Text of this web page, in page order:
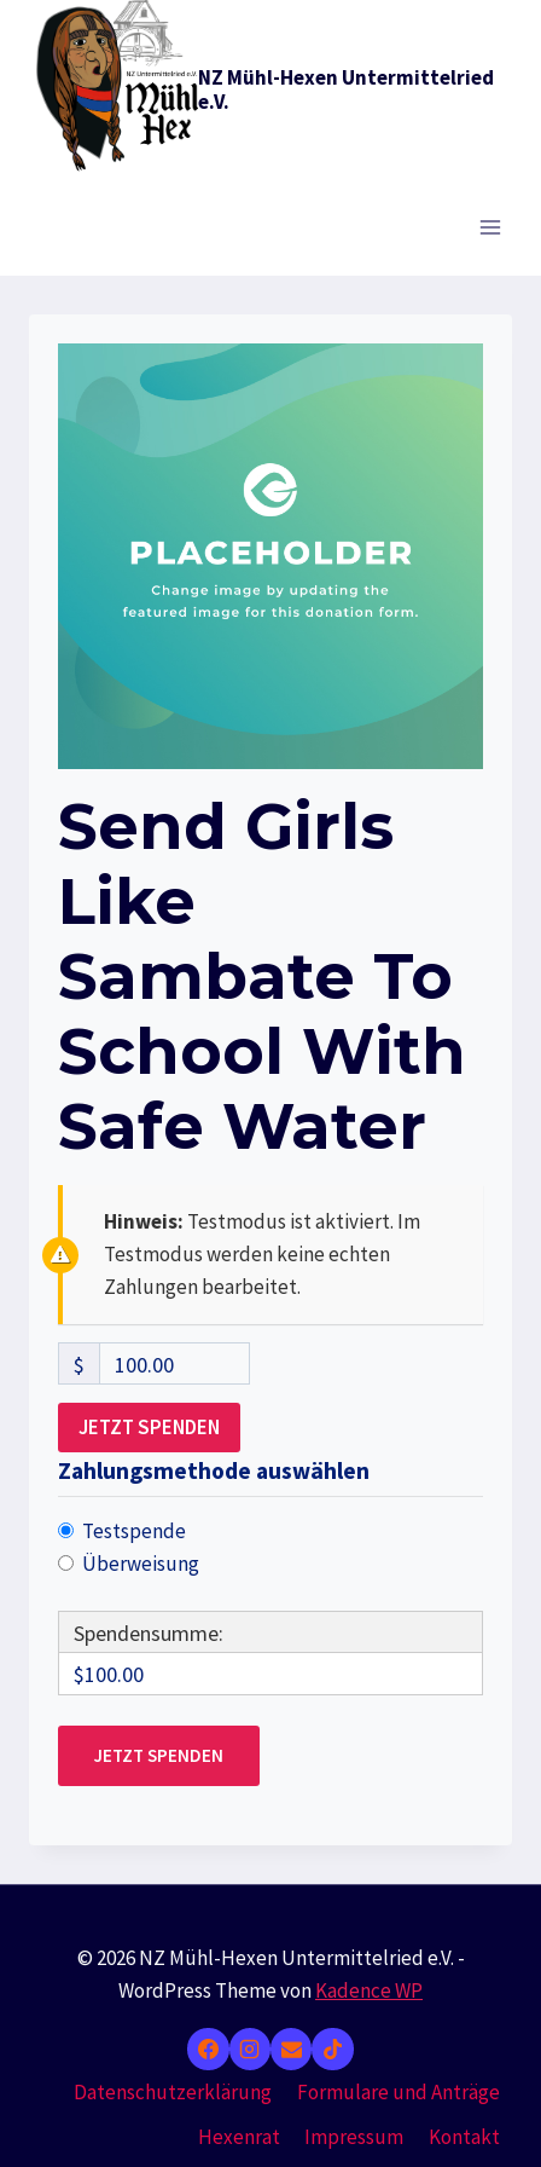
Inhalt
springen
NZ Mühl-Hexen Untermittelried
e.V.
Send Girls
Like
Sambate To
School With
Safe Water
Hinweis: Testmodus ist aktiviert. Im
Testmodus werden keine echten
Zahlungen bearbeitet.
$ 100.00
JETZT SPENDEN
Zahlungsmethode auswählen
Testspende
Überweisung
Spendensumme:
$100.00
© 2026 NZ Mühl-Hexen Untermittelried e.V. -
WordPress Theme vonKadence WP
Datenschutzerklärung
Formulare und Anträge
Hexenrat
Impressum Kontakt